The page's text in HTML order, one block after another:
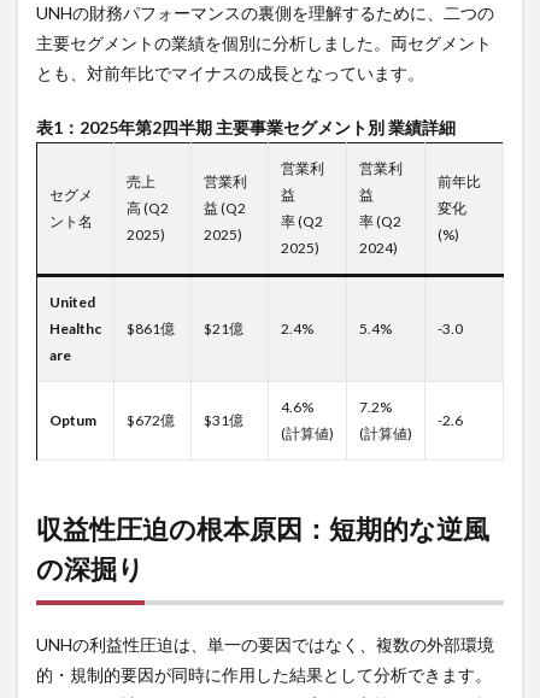
UNHの財務パフォーマンスの裏側を理解するために、二つの
主要セグメントの業績を個別に分析しました。両セグメント
とも、対前年比でマイナスの成長となっています。
表1 ： 2025年第2四半期 主要事業セグメント別業績詳細
セグメ
ント名
売上
高 (Q2
2025)
営業利
益 (Q2
2025)
営業利
益
率 (Q2
2025)
営業利
益
率 (Q2
2024)
前年比
変化
(%)
United
Healthc
are
$861億 $21億 2.4% 5.4% -3.0
Optum $672億 $31億
4.6%
(計算値)
7.2%
(計算値)
-2.6
収益性圧迫の根本原因：短期的な逆風
の深掘り
UNHの利益性圧迫は、単一の要因ではなく、複数の外部環境
的・規制的要因が同時に作用した結果として分析できます。